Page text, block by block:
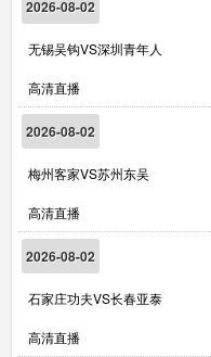
2026-08-02
无锡吴钩VS深圳青年人
高清直播
2026-08-02
梅州客家VS苏州东吴
高清直播
2026-08-02
石家庄功夫VS长春亚泰
高清直播